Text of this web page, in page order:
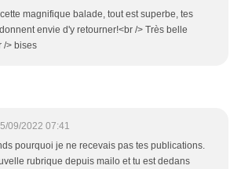
magnifique balade, tout est superbe, tes
envie d'y retourner!<br /> Très belle
/> bises
09/2022 07:41
pourquoi je ne recevais pas tes publications.
rubrique depuis mailo et tu est dedans